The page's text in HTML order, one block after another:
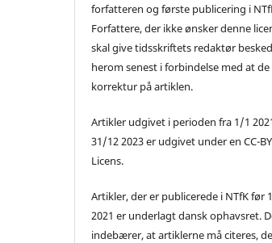
forfatteren og første publicering i
Forfattere, der ikke ønsker denne
skal give tidsskriftets redaktør besked
herom senest i forbindelse med at
korrektur på artiklen.
Artikler udgivet i perioden fra 1/1
31/12 2023 er udgivet under en CC-
Licens.
Artikler, der er publicerede i NTfK før
2021 er underlagt dansk ophavsret.
indebærer, at artiklerne må citeres,